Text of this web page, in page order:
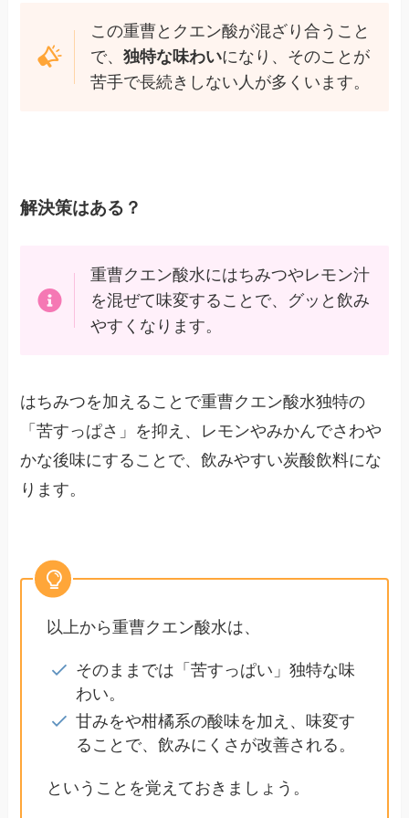
この重曹とクエン酸が混ざり合うこと
で、 独特な味わいになり、そのことが
苦手で長続きしない人が多くいます。
解決策はある？
重曹クエン酸水にはちみつやレモン汁
を混ぜて味変することで、グッと飲み
やすくなります。
はちみつを加えることで重曹クエン酸水独特の
「苦すっぱさ」を抑え、レモンやみかんでさわや
かな後味にすることで、飲みやすい炭酸飲料にな
ります。
以上から重曹クエン酸水は、
そのままでは「苦すっぱい」独特な味
わい。
甘みをや柑橘系の酸味を加え、味変す
ることで、飲みにくさが改善される。
ということを覚えておきましょう。